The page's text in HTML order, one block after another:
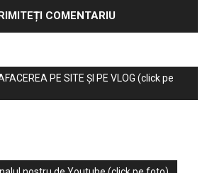
PE SITE ȘI PE VLOG (click pe